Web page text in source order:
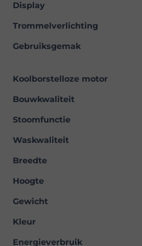
Display
Trommelverlichting
Gebruiksgemak
Koolborstelloze motor
Bouwkwaliteit
Stoomfunctie
Waskwaliteit
Breedte
Hoogte
Gewicht
Kleur
Energieverbruik